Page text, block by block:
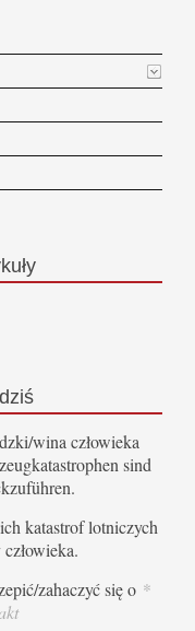
wina człowieka
sind
katastrof lotniczych
zahaczyć się o *